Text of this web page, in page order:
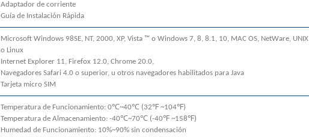
Adaptador de corriente
Guía de Instalación Rápida
Microsoft Windows 98SE, NT, 2000, XP, Vista ™ o Windows 7, 8, 8.1, 10, MAC OS, NetWare, UNIX
o Linux
Internet Explorer 11, Firefox 12.0, Chrome 20.0,
Navegadores Safari 4.0 o superior, u otros navegadores habilitados para Java
Tarjeta micro SIM
Temperatura de Funcionamiento: 0℃~40℃ (32℉ ~104℉)
Temperatura de Almacenamiento: -40℃~70℃ (-40℉ ~158℉)
Humedad de Funcionamiento: 10%~90% sin condensación